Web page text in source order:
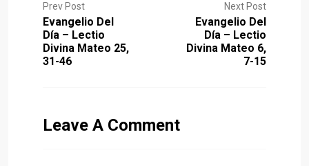
Prev Post
Evangelio Del
Día – Lectio
Divina Mateo 25,
31-46
Next Post
Evangelio Del
Día – Lectio
Divina Mateo 6,
7-15
Leave A Comment